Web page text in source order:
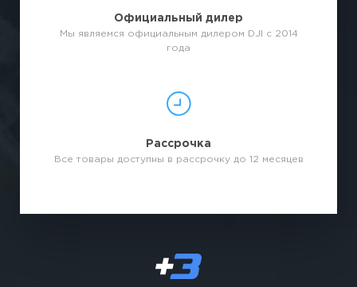
Официальный дилер
Мы являемся официальным дилером DJI с 2014
года
Рассрочка
Все товары доступны в рассрочку до 12 месяцев